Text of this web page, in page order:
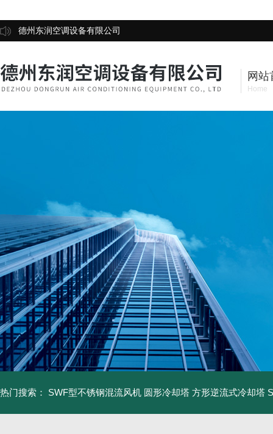
德州东润空调设备有限公司
网站
Home
热门搜索： SWF型不锈钢混流风机 圆形冷却塔 方形逆流式冷却塔